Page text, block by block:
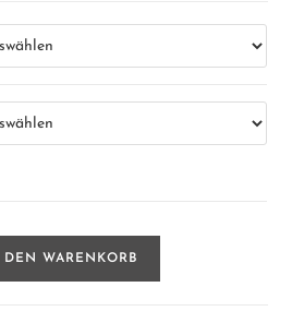
DEN WARENKORB